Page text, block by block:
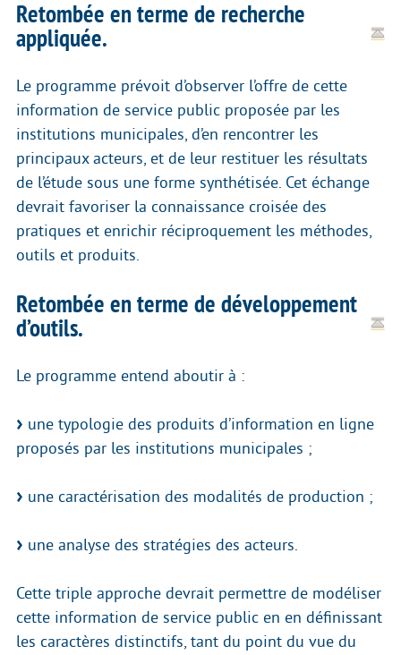
Retombée en terme de recherche
appliquée.
Le programme prévoit d’observer l’offre de cette
information de service public proposée par les
institutions municipales, d’en rencontrer les
principaux acteurs, et de leur restituer les résultats
de l’étude sous une forme synthétisée. Cet échange
devrait favoriser la connaissance croisée des
pratiques et enrichir réciproquement les méthodes,
outils et produits.
Retombée en terme de développement
d’outils.
Le programme entend aboutir à :
une typologie des produits d’information en ligne
proposés par les institutions municipales ;
une caractérisation des modalités de production ;
une analyse des stratégies des acteurs.
Cette triple approche devrait permettre de modéliser
cette information de service public en en définissant
les caractères distinctifs, tant du point du vue du